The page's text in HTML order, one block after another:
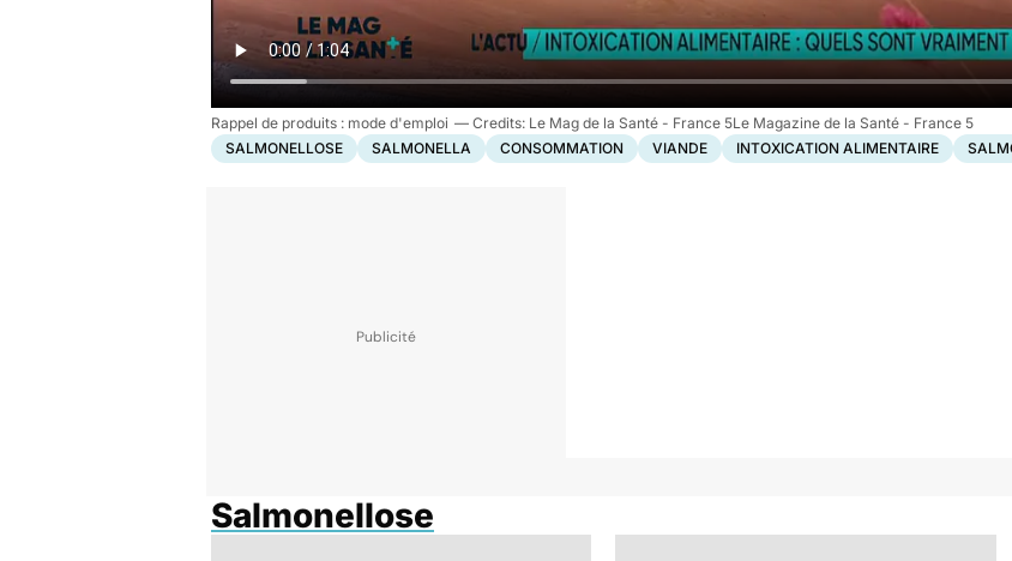
Rappel de produits : mode d'emploi
Le Mag de la Santé - France 5Le Magazine de la Santé - France 5
SALMONELLOSE
SALMONELLA CONSOMMATION VIANDE INTOXICATION ALIMENTAIRE
Salmonellose